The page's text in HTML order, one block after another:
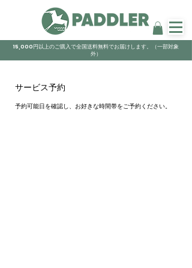
15,000円以上のご購入で全国送料無料でお届けします。（一部対象
外）
サービス予約
予約可能日を確認し、お好きな時間帯をご予約ください。